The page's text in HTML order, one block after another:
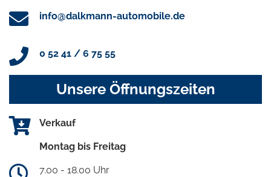
info@dalkmann-automobile.de
0 52 41 / 6 75 55
Unsere Öffnungszeiten
Verkauf
Montag bis Freitag
7.00 - 18.00 Uhr